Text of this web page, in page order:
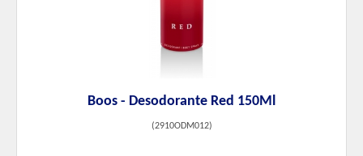
Boos - Desodorante Red 150Ml
(2910ODM012)